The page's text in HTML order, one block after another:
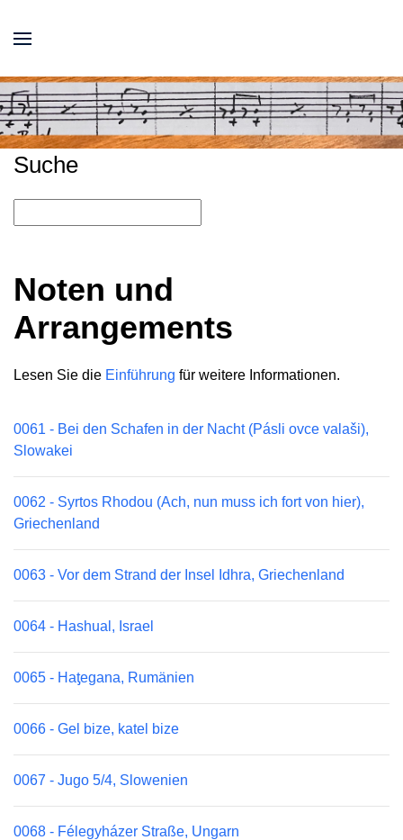
Suche
Noten und
Arrangements
Lesen Sie die Einführung für weitere Informationen.
0061 - Bei den Schafen in der Nacht (Pásli ovce valaši),
Slowakei
0062 - Syrtos Rhodou (Ach, nun muss ich fort von hier),
Griechenland
0063 - Vor dem Strand der Insel Idhra, Griechenland
0064 - Hashual, Israel
0065 - Haƫegana, Rumänien
0066 - Gel bize, katel bize
0067 - Jugo 5/4, Slowenien
0068 - Félegyházer Straße, Ungarn